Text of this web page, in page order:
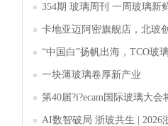
354期 玻璃周刊 一周玻璃新
2026.5.30）
卡地亚迈阿密旗舰店，北玻
“中国白”扬帆出海，TCO玻
航，淄博新材料产业聚势成峰
一块薄玻璃卷厚新产业
第40届?i?ecam国际玻璃大会
AI数智破局 浙玻共生 | 2026